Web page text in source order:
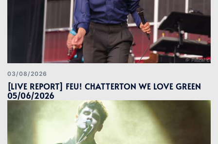
03/08/2026
[LIVE REPORT] FEU! CHATTERTON WE LOVE GREEN
05/06/2026